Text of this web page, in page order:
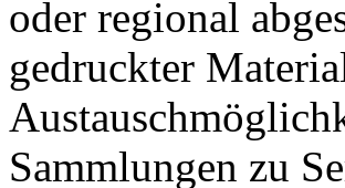
oder regional
gedruckter
Sammlungen zu